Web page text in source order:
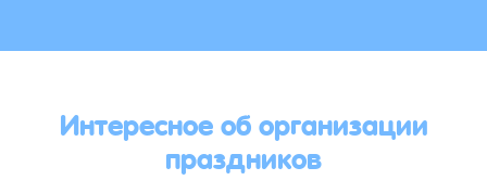
Интересное об организации
праздников